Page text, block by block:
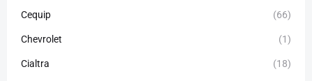
Cequip (66)
Chevrolet (1)
Cialtra (18)